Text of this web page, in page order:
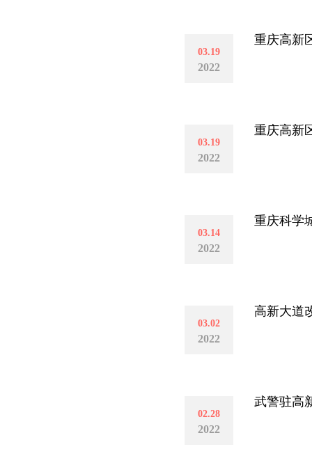
03.19
2022
重庆高新
03.19
2022
重庆高新
03.14
2022
重庆科学
03.02
2022
高新大道
02.28
2022
武警驻高